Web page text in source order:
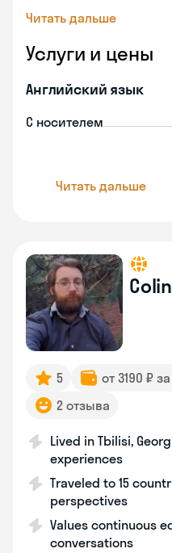
Читать дальше
Услуги и цены
Английский язык
С носителем
Читать дальше
Colin
5 от 3190 ₽
2 отзыва
Lived in Tbilisi,
experiences
Traveled to 15
perspectives
Values continuous
conversations